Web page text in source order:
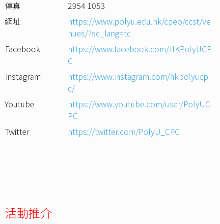
傳真
2954 1053
網址
https://www.polyu.edu.hk/cpeo/ccst/ve
nues/?sc_lang=tc
Facebook
https://www.facebook.com/HKPolyUCP
C
Instagram
https://www.instagram.com/hkpolyucp
c/
Youtube
https://www.youtube.com/user/PolyUC
PC
Twitter
https://twitter.com/PolyU_CPC
活動推介